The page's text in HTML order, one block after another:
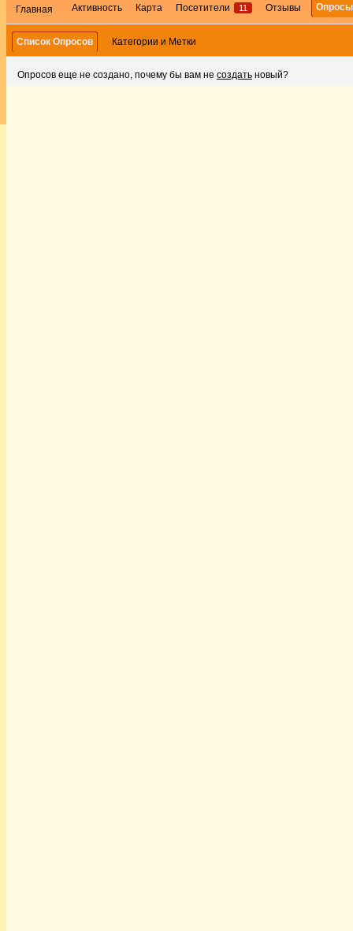
Главная Активность Карта Посетители 11 Отзывы Опросы
Список Опросов Категории и Метки
Опросов еще не создано, почему бы вам не создать новый?